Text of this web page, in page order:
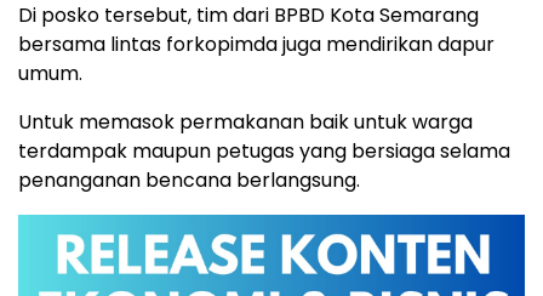
Di posko tersebut, tim dari BPBD Kota Semarang
bersama lintas forkopimda juga mendirikan dapur
umum.
Untuk memasok permakanan baik untuk warga
terdampak maupun petugas yang bersiaga selama
penanganan bencana berlangsung.